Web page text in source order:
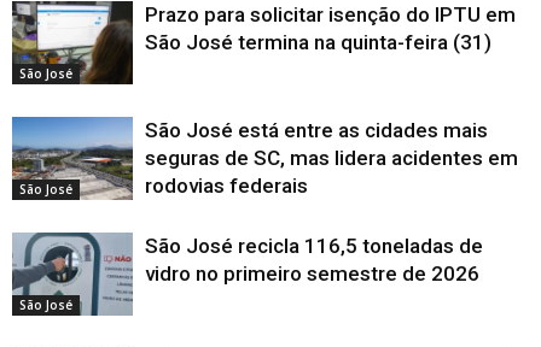
São José
Prazo para solicitar isenção do IPTU em
São José termina na quinta-feira (31)
São José
São José está entre as cidades mais
seguras de SC, mas lidera acidentes em
rodovias federais
São José
São José recicla 116,5 toneladas de
vidro no primeiro semestre de 2026